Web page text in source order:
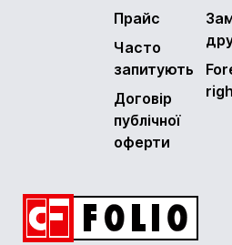
Прайс
Часто
запитують
Договір
публічної
оферти